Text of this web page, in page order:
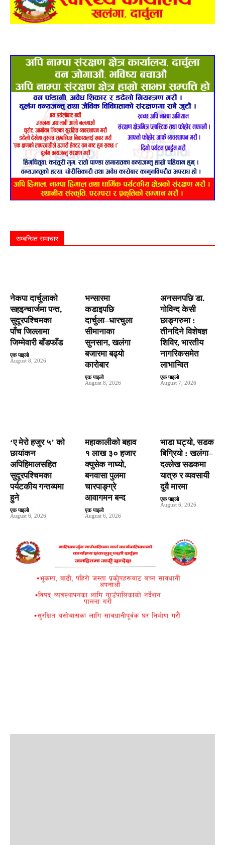
सम्बन्धित समाचार
नेकपा दार्चुलाको
सहइन्चार्जमा पन्त,
सुदूरपश्चिमका
पाँच जिल्लामा
जिम्मेवारी बाँडफाँड
एक पाइलो -
August 8, 2026
भन्सारमा
कडाइपछि
दार्चुला–धारचुला
सीमानाका
सुनसान, खलंगा
बजारमा बढ्यो
कारोबार
एक पाइलो -
August 8, 2026
अनसनपछि डा.
गोविन्द केसी
छाङ्गरुमा :
तीनदिने विशेषज्ञ
शिविर, भारतीय
नागरिकसमेत
लाभान्वित
एक पाइलो -
August 7, 2026
‘ए मेरो हजुर ५’ को
छायांकन
अपिहिमालसहित
सुदूरपश्चिमका
पर्यटकीय गन्तव्यमा
हुने
एक पाइलो -
August 6, 2026
महाकालीको बहाव
१ लाख ३० हजार
क्युसेक नाघ्यो,
बनवासा पुलमा
चारपाङ्ग्रे
आवागमन बन्द
एक पाइलो -
August 6, 2026
भाडा घट्यो, सडक
बिग्रियो : खलंगा–
दल्लेख सडकमा
यात्रु र व्यवसायी
दुवै मारमा
एक पाइलो -
August 6, 2026